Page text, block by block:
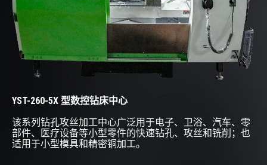
YST-260-5X 型数控钻床中心
该系列钻孔攻丝加工中心广泛用于电子、卫浴、汽车、零
部件、医疗设备等小型零件的快速钻孔、攻丝和铣削；也
适用于小型模具和精密铜加工。